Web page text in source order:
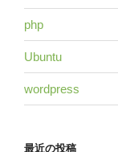
php
Ubuntu
wordpress
最近の投稿